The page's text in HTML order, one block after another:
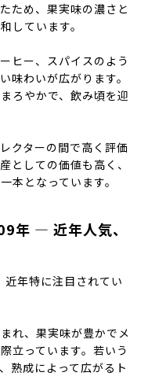
ため、果実味の濃さと
しています。
ヒー、スパイスのよう
味わいが広がります。
ろやかで、飲み頃を迎
クターの間で高く評価
としての価値も高く、
本となっています。
年 — 近年人気、
年特に注目されてい
れ、果実味が豊かでメ
立っています。若いう
熟成によって広がるト